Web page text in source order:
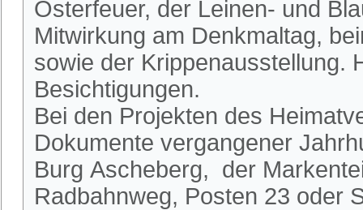
Osterfeuer, der Leinen- und
Mitwirkung am Denkmaltag,
sowie der Krippenausstellung.
Besichtigungen.
Bei den Projekten des
Dokumente vergangener
Burg Ascheberg, der
Radbahnweg, Posten 23 oder